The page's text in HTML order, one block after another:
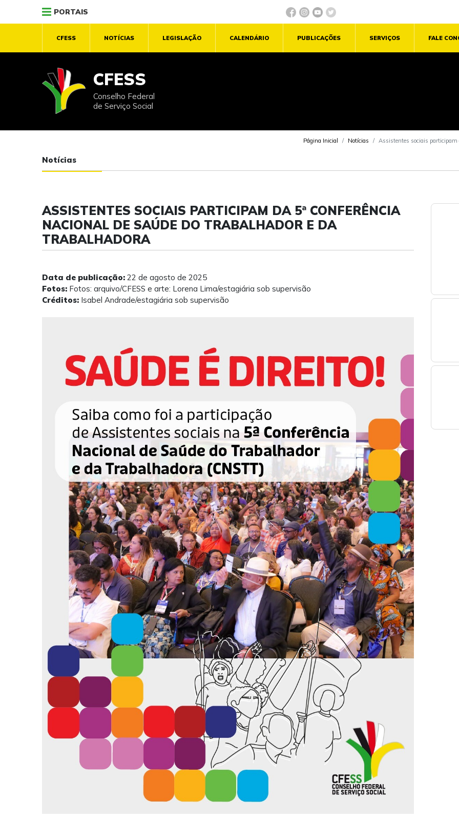
PORTAIS
CFESS NOTÍCIAS LEGISLAÇÃO CALENDÁRIO PUBLICAÇÕES SERVIÇOS FALE
CFESS
Conselho Federal
de Serviço Social
Página Inicial Notícias Assistentes sociais participam
Notícias
ASSISTENTES SOCIAIS PARTICIPAM DA 5ª CONFERÊNCIA
NACIONAL DE SAÚDE DO TRABALHADOR E DA
TRABALHADORA
Data de publicação: 22 de agosto de 2025
Fotos: Fotos: arquivo/CFESS e arte: Lorena Lima/estagiária sob supervisão
Créditos: Isabel Andrade/estagiária sob supervisão